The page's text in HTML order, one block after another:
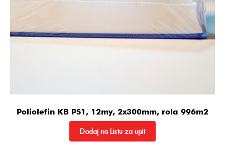
Poliolefin KB PS1, 12my, 2x300mm, rola 996m2
Dodaj na Listu za upit